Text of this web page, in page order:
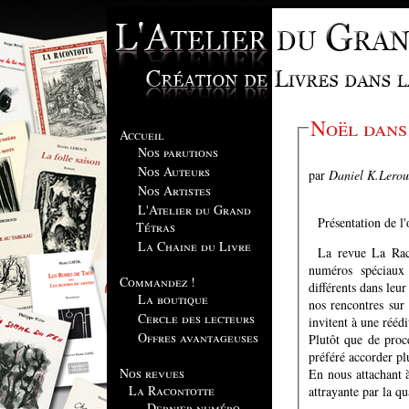
Accueil
Nos parutions
Nos Auteurs
Nos Artistes
L'Atelier du Grand
Tétras
La Chaine du Livre
Commandez !
La boutique
Cercle des lecteurs
Offres avantageuses
Nos revues
La Racontotte
Noël
par Daniel
Présentation de
La revue La
numéros
différents dans
nos rencontres
invitent à une
Plutôt que de
préféré accorder
En nous attachant
attrayante par la